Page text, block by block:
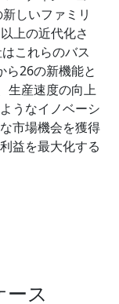
しいファミリ
上の近代化さ
これらのバス
ら26の新機能と
生産速度の向上
うなイノベーシ
市場機会を獲得
益を最大化する
ス